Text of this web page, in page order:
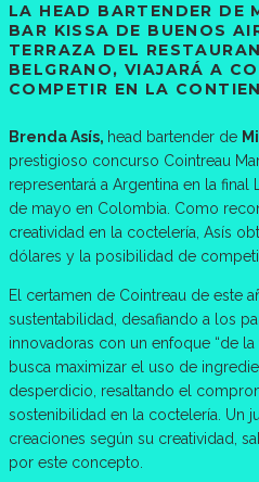
LA HEAD BARTENDER DE
BAR KISSA DE BUENOS
TERRAZA DEL
BELGRANO, VIAJARÁ A
COMPETIR EN LA
Brenda Asís, head bartender de
prestigioso concurso Cointreau
representará a Argentina en la final
de mayo en Colombia. Como
creatividad en la coctelería, Asís
dólares y la posibilidad de
El certamen de Cointreau de este
sustentabilidad, desafiando a los
innovadoras con un enfoque “de la
busca maximizar el uso de
desperdicio, resaltando el
sostenibilidad en la coctelería. Un
creaciones según su creatividad,
por este concepto.